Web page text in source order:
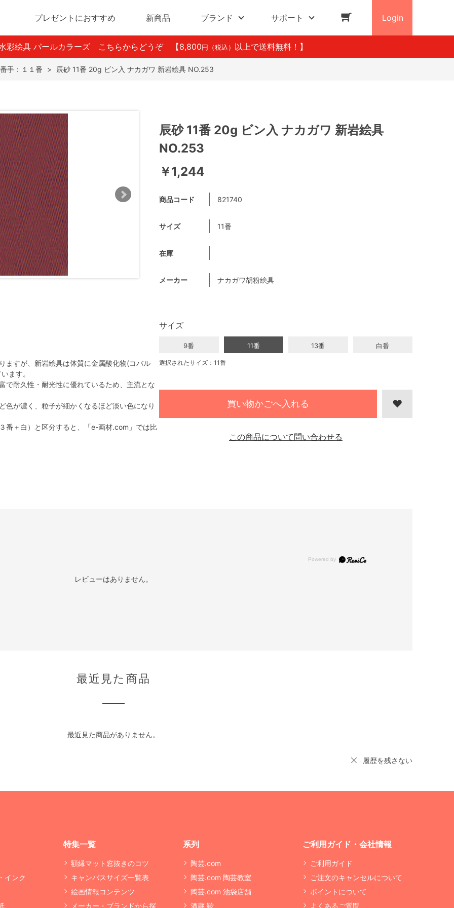
プレゼントにおすすめ 新商品 ブランド サポート Login
彩絵具 パールカラーズ こちらからどうぞ 【8,800 円（税込） 以上で送料無料！】
番手：１１番 > 辰砂 11番 20g ビン入 ナカガワ 新岩絵具 NO.253
ますが、新岩絵具は体質に金属酸化物(コバル
ます。
で耐久性・耐光性に優れているため、主流とな
色が濃く、粒子が細かくなるほど淡い色になり
番＋白）と区分すると、「e-画材.com」では比
辰砂 11番 20g ビン入 ナカガワ 新岩絵具
NO.253
￥1,244
商品コード 821740
サイズ 11番
在庫
メーカー ナカガワ胡粉絵具
サイズ
9番 11番 13番 白番
選択されたサイズ：11番
買い物かごへ入れる
この商品について問い合わせる
レビューはありません。
最近見た商品
最近見た商品がありません。
履歴を残さない
インク
特集一覧
額縁マット窓抜きのコツ
キャンバスサイズ一覧表
絵画情報コンテンツ
メーカー・ブランドから探
系列
陶芸.com
陶芸.com 陶芸教室
陶芸.com 池袋店舗
酒蔵 鞍
ご利用ガイド・会社情報
ご利用ガイド
ご注文のキャンセルについて
ポイントについて
よくあるご質問